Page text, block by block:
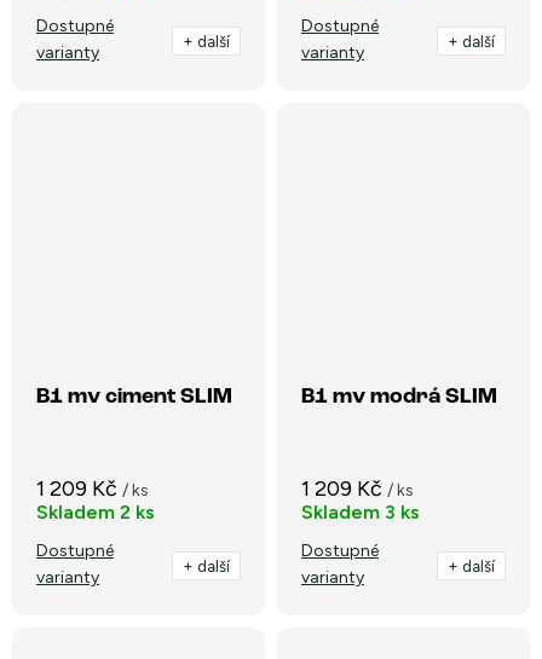
Dostupné
varianty
+ další
Dostupné
varianty
+ další
B1 mv ciment SLIM
1 209 Kč / ks
Skladem 2 ks
Dostupné
varianty
+ další
B1 mv modrá SLIM
1 209 Kč / ks
Skladem 3 ks
Dostupné
varianty
+ další